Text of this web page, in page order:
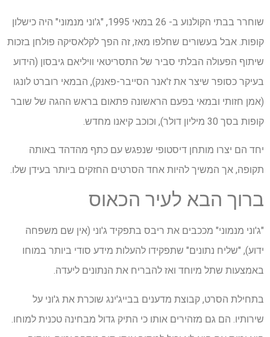
שוחרר בבתי הקולנוע ב- 26 במאי 1995, "ג'וני מנמוני" היה כישלון
קופות. אבל בעשורים שחלפו מאז, זה הפך לקלאסיקה פולחן בזכות
שיתוף הפעולה הבלתי סביר של התסריטאי וויליאם גיבסון (הידוע
בעיקר כסופר שיצר את ז'אנר הסייבר-פאנק), הבמאי רוברט לונגו
(אמן חזותי ובמאי בפעם הראשונה פתאום בראש ההגה של שובר
קופות בסך 30 מיליון דולר), וכוכב קיאנו מחדש.
יחד הם יצרו מותחן דיסטופי שנפגש עם כתף מהדהד באותה
תקופה, אך המשיך להיות אחד הסרטים החזקים ביותר בעידן שלו.
ברוך הבא לעיר הכאוס
"ג'וני מנמוני" מככבים את ריבס בתפקיד ג'וני (אין שם משפחה
ידוע), "שליח נתונים" שתפקידו להעלות מידע סודי ביותר במוחו
באמצעות שתל מיוחד ואז להבריח את הנתונים ליעדה.
בתחילת הסרט, קבוצת מדענים בבייג'ינג שוכרת את ג'וני על
שירותיו. הם גם מזהירים אותו כי התיק גדול מבחינה טכנית למוחו.